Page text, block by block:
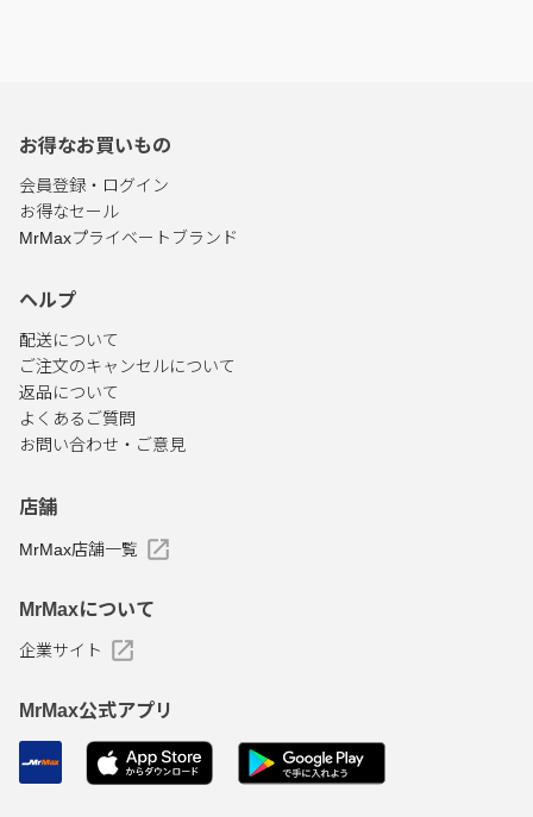
お得なお買いもの
会員登録・ログイン
お得なセール
MrMaxプライベートブランド
ヘルプ
配送について
ご注文のキャンセルについて
返品について
よくあるご質問
お問い合わせ・ご意見
店舗
MrMax店舗一覧
MrMaxについて
企業サイト
MrMax公式アプリ